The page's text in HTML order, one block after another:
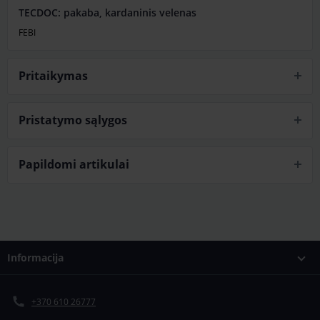
TECDOC: pakaba, kardaninis velenas
FEBI
Pritaikymas
Pristatymo sąlygos
Papildomi artikulai
Informacija
+370 610 26777